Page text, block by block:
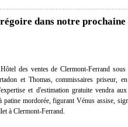
dans notre prochaine
des ventes de Clermont-Ferrand sous
et Thomas, commissaires priseur,
et d'estimation gratuite vendra
patine mordorée, figurant Vénus assise,
à Clermont-Ferrand.